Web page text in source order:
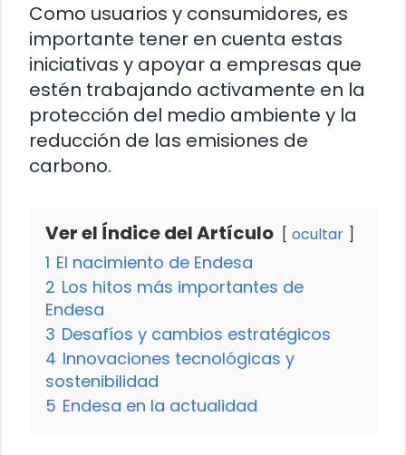
Como usuarios y consumidores, es
importante tener en cuenta estas
iniciativas y apoyar a empresas que
estén trabajando activamente en la
protección del medio ambiente y la
reducción de las emisiones de
carbono.
Ver el Índice del Artículo ocultar
1 El nacimiento de Endesa
2 Los hitos más importantes de
Endesa
3 Desafíos y cambios estratégicos
4 Innovaciones tecnológicas y
sostenibilidad
5 Endesa en la actualidad